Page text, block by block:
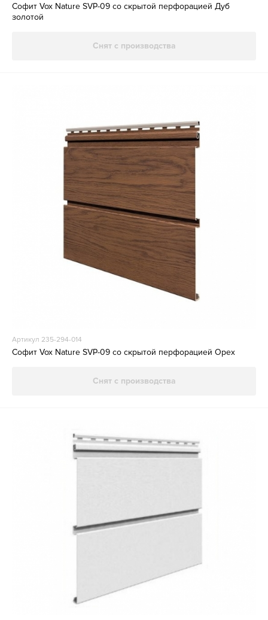
Софит Vox Nature SVP-09 со скрытой перфорацией Дуб
золотой
Снят с производства
Артикул 235-294-014
Софит Vox Nature SVP-09 со скрытой перфорацией Орех
Снят с производства